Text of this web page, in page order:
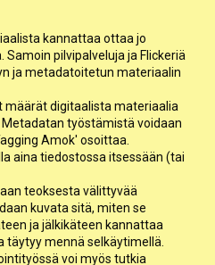
kannattaa ottaa jo
pilvipalveluja ja Flickeriä
ja metadatoitetun materiaalin
määrät digitaalista materiaalia
työstämistä voidaan
Amok' osoittaa.
aina tiedostossa itsessään (tai
teoksesta välittyvää
kuvata sitä, miten se
ja jälkikäteen kannattaa
mennä selkäytimellä.
voi myös tutkia